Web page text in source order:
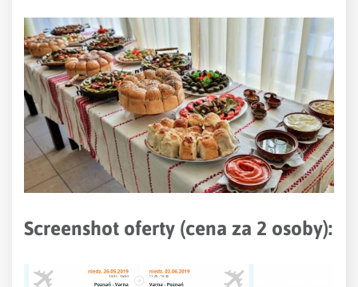
Screenshot oferty (cena za 2 osoby):